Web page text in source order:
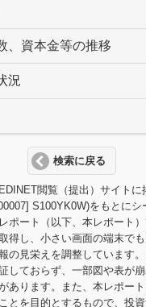
、資本金等の推移
況
検索に戻る
閲覧（提出）サイト
S100YK0W)をもとにシ
ポート（以下、本レポート
得し、小さい画面の端末で
の見栄えを調整しています
しておらず、一部図や表が
あります。また、本レポー
とを目的とするもので、投